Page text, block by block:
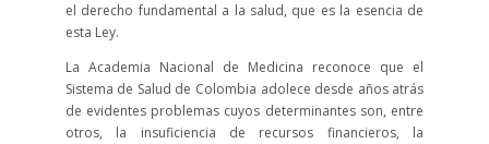
el derecho fundamental a la salud, que es la esencia de
esta Ley.
La Academia Nacional de Medicina reconoce que el
Sistema de Salud de Colombia adolece desde años atrás
de evidentes problemas cuyos determinantes son, entre
otros, la insuficiencia de recursos financieros, la